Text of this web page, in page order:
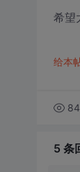
希望
给本
84
5 条